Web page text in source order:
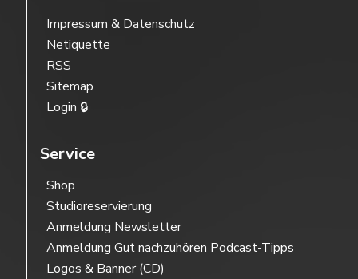
Impressum & Datenschutz
Netiquette
RSS
Sitemap
Login 🔒
Service
Shop
Studioreservierung
Anmeldung Newsletter
Anmeldung Gut nachzuhören Podcast-Tipps
Logos & Banner (CD)